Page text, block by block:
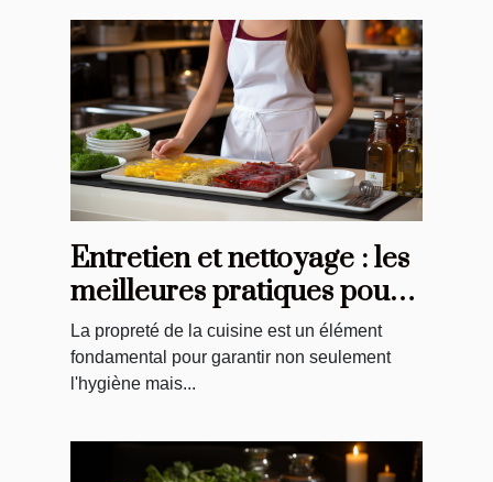
Entretien et nettoyage : les
meilleures pratiques pour
vos tabliers de cuisine
La propreté de la cuisine est un élément
fondamental pour garantir non seulement
l'hygiène mais...